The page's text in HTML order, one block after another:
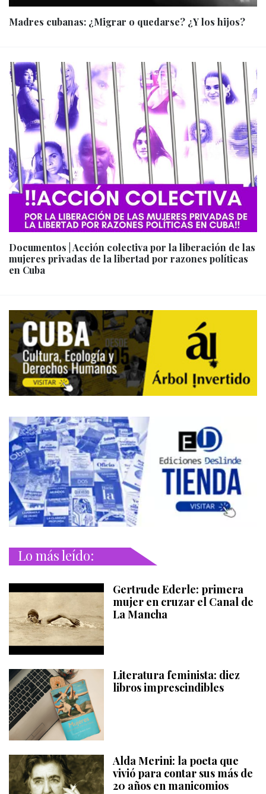
Madres cubanas: ¿Migrar o quedarse? ¿Y los hijos?
Documentos | Acción colectiva por la liberación de las
mujeres privadas de la libertad por razones políticas
en Cuba
Lo más leído:
Gertrude Ederle: primera
mujer en cruzar el Canal de
La Mancha
Literatura feminista: diez
libros imprescindibles
Alda Merini: la poeta que
vivió para contar sus más de
20 años en manicomios